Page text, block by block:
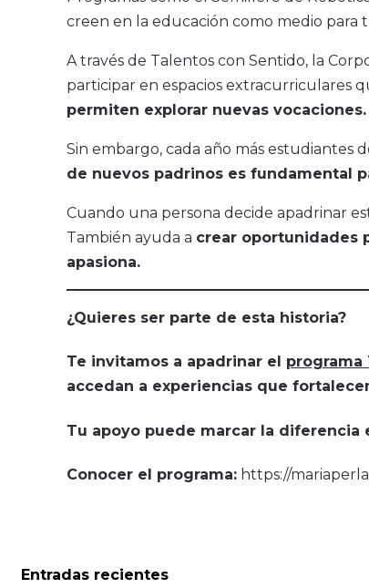
creen en la educación como medio para
A través de Talentos con Sentido, la
participar en espacios extracurriculares
permiten explorar nuevas vocaciones.
Sin embargo, cada año más estudiantes
de nuevos padrinos es fundamental
Cuando una persona decide apadrinar
También ayuda a crear oportunidades
apasiona.
¿Quieres ser parte de esta historia?
Te invitamos a apadrinar el programa
accedan a experiencias que
Tu apoyo puede marcar la diferencia
Conocer el programa: https://
Entradas recientes